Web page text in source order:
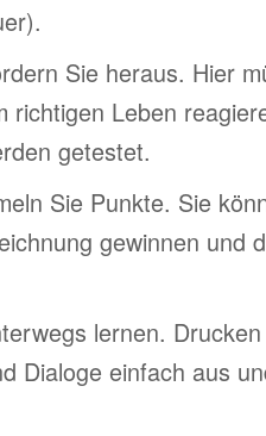
Sie heraus. Hier
richtigen Leben
getestet.
Sie Punkte. Sie
gewinnen und
lernen.
Dialoge einfach aus